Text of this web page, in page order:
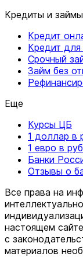
Кредиты и займы
Кредит
Кредит для
Срочный
Займ без
Еще
Курсы ЦБ
1 доллар в
1 евро в
Банки
Отзывы о
Все права на
настоящем
c
материалов